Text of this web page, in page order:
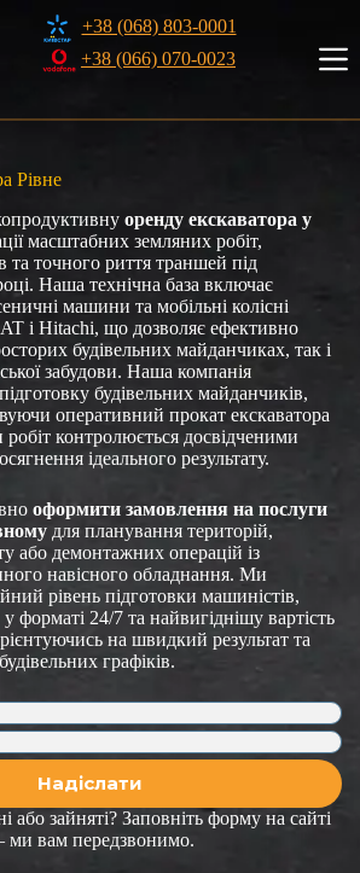
+38 (068) 803-0001
+38 (066) 070-0023
Рівне
оренду екскаватора у
масштабних земляних робіт,
та точного риття траншей під
Наша технічна база включає
машини та мобільні колісні
і Hitachi, що дозволяє ефективно
будівельних майданчиках, так і
забудови. Наша компанія
будівельних майданчиків,
оперативний прокат екскаватора
контролюється досвідченими
ідеального результату.
оформити замовлення на послуги
для планування територій,
або демонтажних операцій із
навісного обладнання. Ми
рівень підготовки машиністів,
форматі 24/7 та найвигіднішу вартість
на швидкий результат та
графіків.
або зайняті? Заповніть форму на сайті
вам передзвонимо.